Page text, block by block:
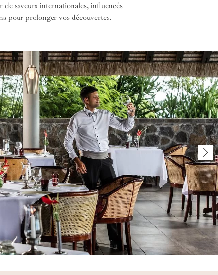
de saveurs internationales, influencés
pour prolonger vos découvertes.